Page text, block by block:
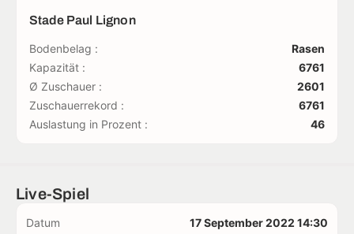
Stade Paul Lignon
Bodenbelag :
Rasen
Kapazität :
6761
Ø Zuschauer :
2601
Zuschauerrekord :
6761
Auslastung in Prozent :
46
Live-Spiel
Datum 17 September 2022 14:30